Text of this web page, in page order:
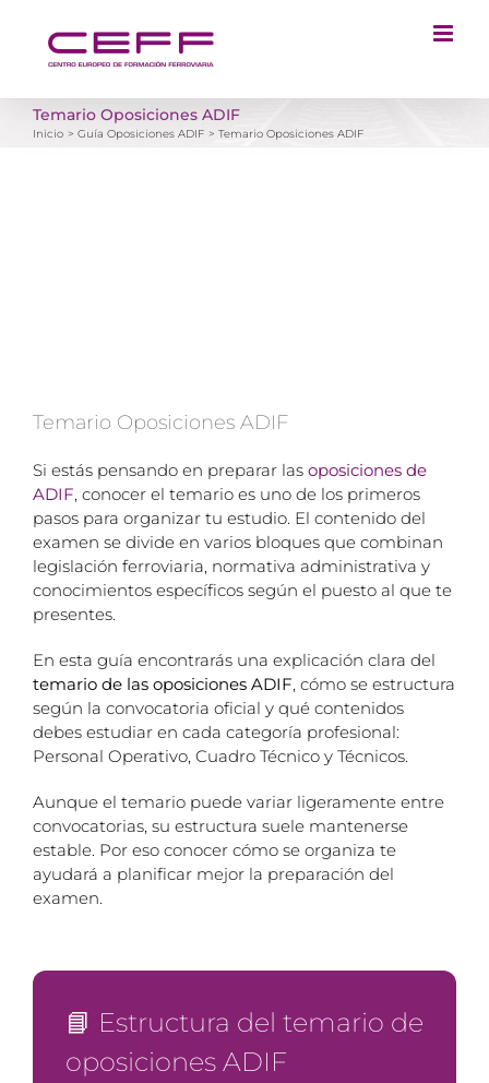
contenido
Temario Oposiciones ADIF
Inicio Guía Oposiciones ADIF Temario Oposiciones ADIF
Temario Oposiciones ADIF
Si estás pensando en preparar las oposiciones de
ADIF, conocer el temario es uno de los primeros
pasos para organizar tu estudio. El contenido del
examen se divide en varios bloques que combinan
legislación ferroviaria, normativa administrativa y
conocimientos específicos según el puesto al que te
presentes.
En esta guía encontrarás una explicación clara del
temario de las oposiciones ADIF, cómo se estructura
según la convocatoria oficial y qué contenidos
debes estudiar en cada categoría profesional:
Personal Operativo, Cuadro Técnico y Técnicos.
Aunque el temario puede variar ligeramente entre
convocatorias, su estructura suele mantenerse
estable. Por eso conocer cómo se organiza te
ayudará a planificar mejor la preparación del
examen.
📘 Estructura del temario de
oposiciones ADIF